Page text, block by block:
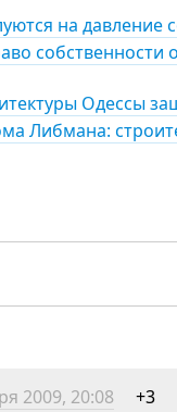
на давление
Одессы
Либмана:
2009, 20:08
+3